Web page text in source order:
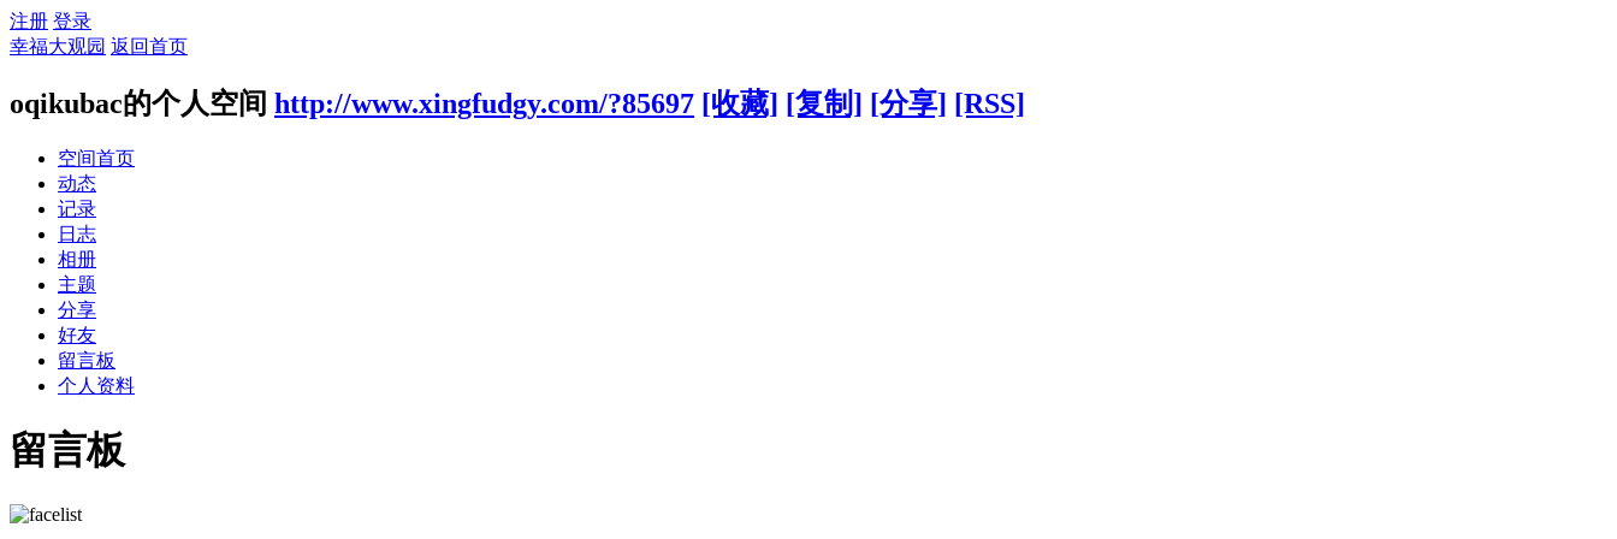
注册 登录
幸福大观园 返回首页
oqikubac的个人空间 http://www.xingfudgy.com/?85697 [收藏] [复制] [分享] [RSS]
空间首页
动态
记录
日志
相册
主题
分享
好友
留言板
个人资料
留言板